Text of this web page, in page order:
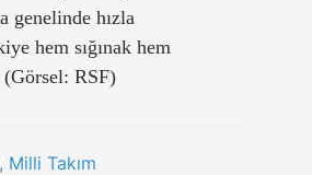
genelinde hızla
hem sığınak hem
(Görsel: RSF)
Milli Takım